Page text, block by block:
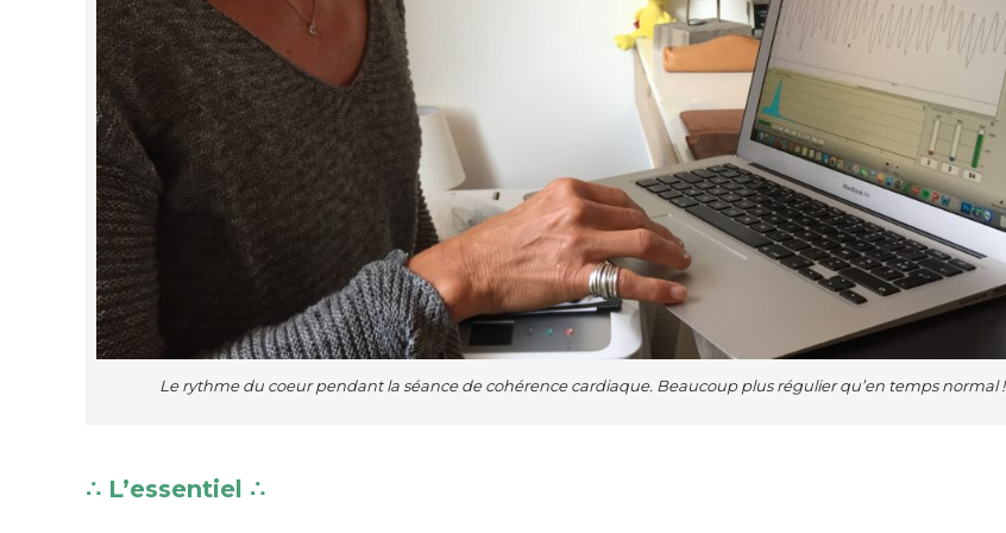
Le rythme du coeur pendant la séance de cohérence cardiaque. Beaucoup plus régulier qu’en temps normal !
∴ L’essentiel ∴